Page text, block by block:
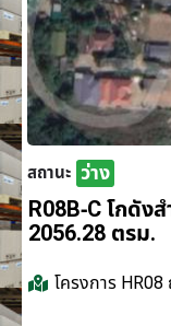
สถานะ ว่าง
R08B-C โกดัง
2056.28 ตรม.
โครงการ HR08